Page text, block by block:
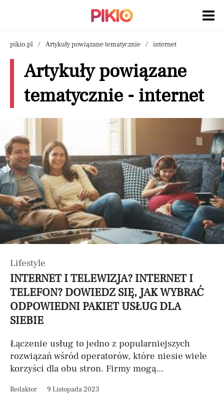
pikio.pl Artykuły powiązane tematycznie internet
Artykuły powiązane
tematycznie - internet
Lifestyle
INTERNET I TELEWIZJA? INTERNET I
TELEFON? DOWIEDZ SIĘ, JAK WYBRAĆ
ODPOWIEDNI PAKIET USŁUG DLA
SIEBIE
Łączenie usług to jedno z popularniejszych
rozwiązań wśród operatorów, które niesie wiele
korzyści dla obu stron. Firmy mogą...
Redaktor 9 Listopada 2023